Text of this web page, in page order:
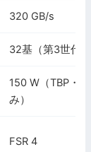
320 GB/s
32基（第3世代
150 W（TBP・
み）
FSR 4